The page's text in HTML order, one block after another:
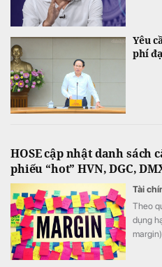
Yêu
phí
HOSE cập nhật danh sách
phiếu “hot” HVN, DGC,
Tài
Theo
dụng